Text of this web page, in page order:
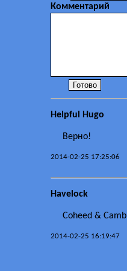
Комментарий
Helpful Hugo
Верно!
2014-02-25 17:25:06
Havelock
Coheed &
2014-02-25 16:19:47